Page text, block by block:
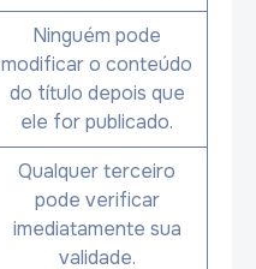
Ninguém pode
modificar o conteúdo
do título depois que
ele for publicado.
Qualquer terceiro
pode verificar
imediatamente sua
validade.